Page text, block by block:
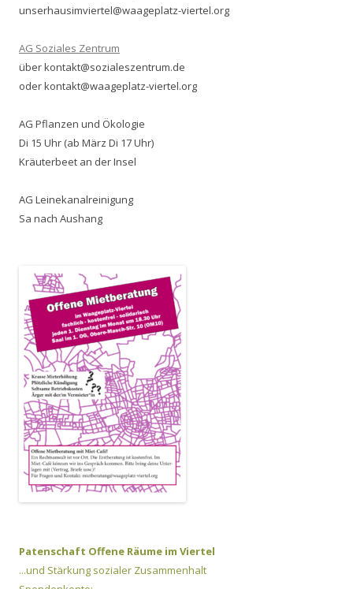
unserhausimviertel@waageplatz-viertel.org
AG Soziales Zentrum
über kontakt@sozialeszentrum.de
oder kontakt@waageplatz-viertel.org
AG Pflanzen und Ökologie
Di 15 Uhr (ab März Di 17 Uhr)
Kräuterbeet an der Insel
AG Leinekanalreinigung
Sa nach Aushang
Patenschaft Offene Räume im Viertel
...und Stärkung sozialer Zusammenhalt